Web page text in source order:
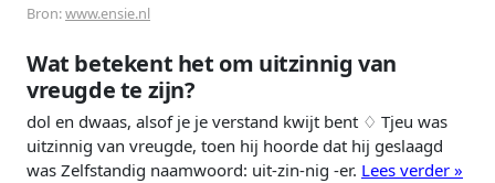
Bron:www.ensie.nl
Wat betekent het om uitzinnig van
vreugde te zijn?
dol en dwaas, alsof je je verstand kwijt bent ♢ Tjeu was
uitzinnig van vreugde, toen hij hoorde dat hij geslaagd
was Zelfstandig naamwoord: uit-zin-nig -er. Lees verder »